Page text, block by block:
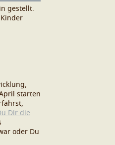
gestellt.
starten
Dir die
oder Du